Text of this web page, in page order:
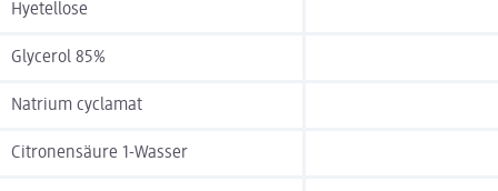
Hyetellose
Glycerol 85%
Natrium cyclamat
Citronensäure 1-Wasser